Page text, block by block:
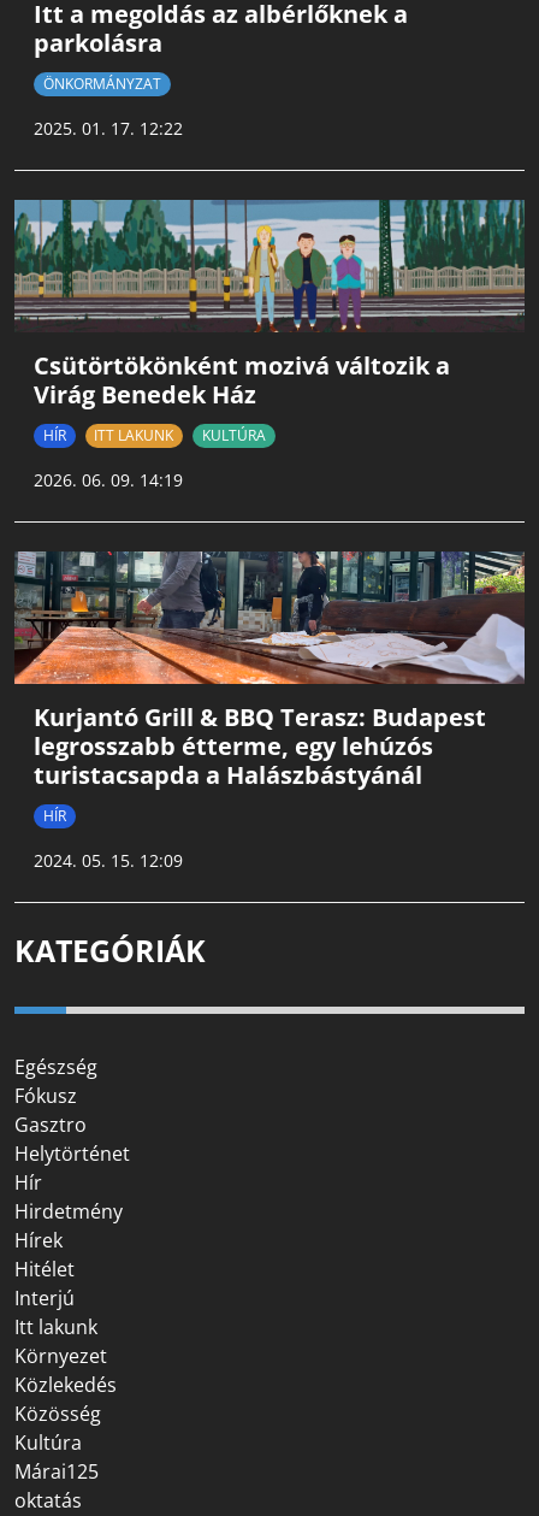
Itt a megoldás az albérlőknek a
parkolásra
ÖNKORMÁNYZAT
2025. 01. 17. 12:22
Csütörtökönként mozivá változik a
Virág Benedek Ház
HÍR ITT LAKUNK KULTÚRA
2026. 06. 09. 14:19
Kurjantó Grill & BBQ Terasz: Budapest
legrosszabb étterme, egy lehúzós
turistacsapda a Halászbástyánál
HÍR
2024. 05. 15. 12:09
KATEGÓRIÁK
Egészség
Fókusz
Gasztro
Helytörténet
Hír
Hirdetmény
Hírek
Hitélet
Interjú
Itt lakunk
Környezet
Közlekedés
Közösség
Kultúra
Márai125
oktatás